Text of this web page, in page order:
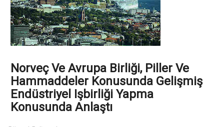
Norveç Ve Avrupa Birliği, Piller Ve
Hammaddeler Konusunda Gelişmiş
Endüstriyel Işbirliği Yapma
Konusunda Anlaştı